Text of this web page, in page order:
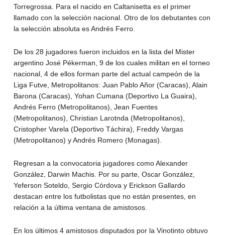
Torregrossa. Para el nacido en Caltanisetta es el primer
llamado con la selección nacional. Otro de los debutantes con
la selección absoluta es Andrés Ferro.
De los 28 jugadores fueron incluidos en la lista del Mister
argentino José Pékerman, 9 de los cuales militan en el torneo
nacional, 4 de ellos forman parte del actual campeón de la
Liga Futve, Metropolitanos: Juan Pablo Añor (Caracas), Alain
Barona (Caracas), Yohan Cumana (Deportivo La Guaira),
Andrés Ferro (Metropolitanos), Jean Fuentes
(Metropolitanos), Christian Larotnda (Metropolitanos),
Cristopher Varela (Deportivo Táchira), Freddy Vargas
(Metropolitanos) y Andrés Romero (Monagas).
Regresan a la convocatoria jugadores como Alexander
González, Darwin Machis. Por su parte, Oscar González,
Yeferson Soteldo, Sergio Córdova y Erickson Gallardo
destacan entre los futbolistas que no están presentes, en
relación a la última ventana de amistosos.
En los últimos 4 amistosos disputados por la Vinotinto obtuvo